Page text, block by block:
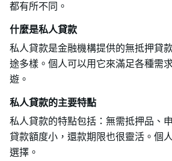
都有所不同。
什麼是私人貸款
私人貸款是金融機構提供的無抵押貸
途多樣。個人可以用它來滿足各種需
遊。
私人貸款的主要特點
私人貸款的特點包括：無需抵押品、
貸款額度小，還款期限也很靈活。個
選擇。